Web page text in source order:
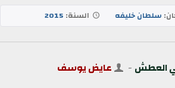
سلطان خليفه السنة: 2015
العطش - عايض يوسف